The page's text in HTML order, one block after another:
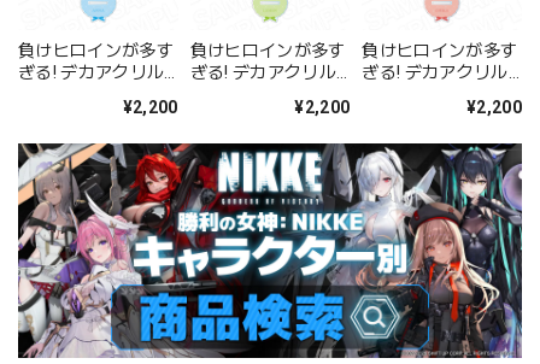
負けヒロインが多す
ぎる! デカアクリル
バレンタイン ver.
¥2,200
負けヒロインが多す
ぎる! デカアクリル
バレンタイン ver.
¥2,200
負けヒロインが多す
ぎる! デカアクリル
バレンタイン ver.
¥2,200